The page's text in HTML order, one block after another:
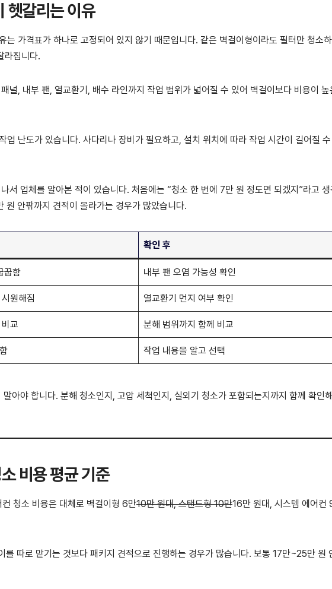
헷갈리는 이유
는 가격표가 하나로 고정되어 있지 않기 때문입니다. 같은 벽걸이형이라도 필터만 청소
라집니다.
널, 내부 팬, 열교환기, 배수 라인까지 작업 범위가 넓어질 수 있어 벽걸이보다 비용이 높
업 난도가 있습니다. 사다리나 장비가 필요하고, 설치 위치에 따라 작업 시간이 길어질
서 업체를 알아본 적이 있습니다. 처음에는 “청소 한 번에 7만 원 정도면 되겠지”라고 생
안팎까지 견적이 올라가는 경우가 많았습니다.
확인 후
꿉함 내부 팬 오염 가능성 확인
원해짐 열교환기 먼지 여부 확인
교 분해 범위까지 함께 비교
작업 내용을 알고 선택
아야 합니다. 분해 청소인지, 고압 세척인지, 실외기 청소가 포함되는지까지 함께 확인
비용 평균 기준
청소 비용은 대체로 벽걸이형 6만10만 원대, 스탠드형 10만16만 원대, 시스템 에어컨
를 따로 맡기는 것보다 패키지 견적으로 진행하는 경우가 많습니다. 보통 17만~25만 원